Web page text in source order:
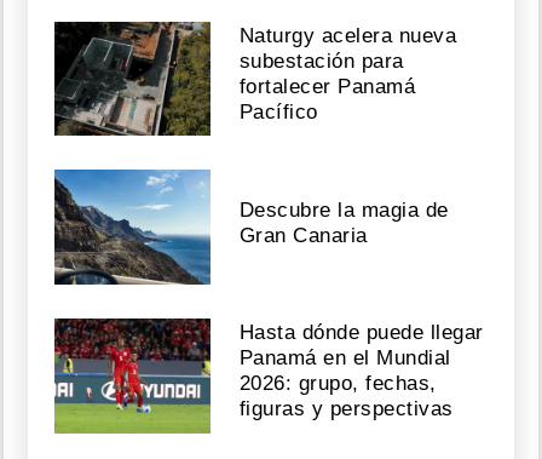
Naturgy acelera nueva
subestación para
fortalecer Panamá
Pacífico
Descubre la magia de
Gran Canaria
Hasta dónde puede llegar
Panamá en el Mundial
2026: grupo, fechas,
figuras y perspectivas